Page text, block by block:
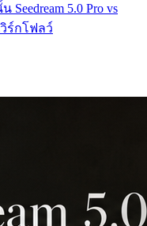
5.0 Pro vs
วิร์กโฟลว์